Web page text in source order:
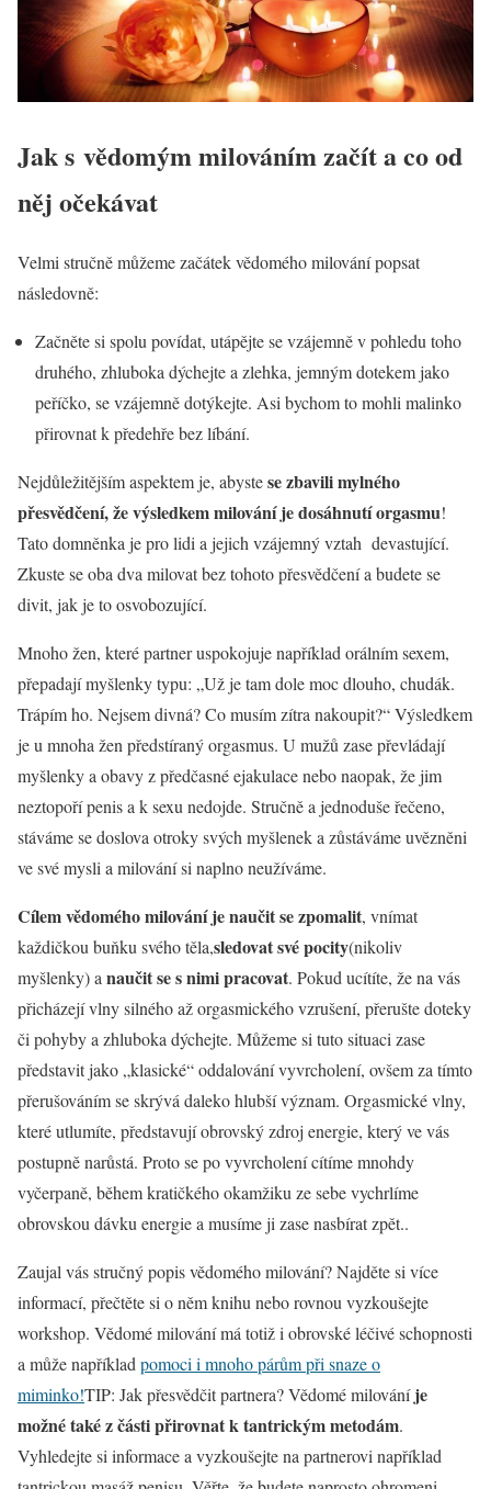
Jak s vědomým milováním začít a co od
něj očekávat
Velmi stručně můžeme začátek vědomého milování popsat
následovně:
Začněte si spolu povídat, utápějte se vzájemně v pohledu toho
druhého, zhluboka dýchejte a zlehka, jemným dotekem jako
peříčko, se vzájemně dotýkejte. Asi bychom to mohli malinko
přirovnat k předehře bez líbání.
Nejdůležitějším aspektem je, abystese zbavili mylného
přesvědčení, že výsledkem milování je dosáhnutí orgasmu!
Tato domněnka je pro lidi a jejich vzájemný vztah devastující.
Zkuste se oba dva milovat bez tohoto přesvědčení a budete se
divit, jak je to osvobozující.
Mnoho žen, které partner uspokojuje například orálním sexem,
přepadají myšlenky typu: „Už je tam dole moc dlouho, chudák.
Trápím ho. Nejsem divná? Co musím zítra nakoupit?“ Výsledkem
je u mnoha žen předstíraný orgasmus. U mužů zase převládají
myšlenky a obavy z předčasné ejakulace nebo naopak, že jim
neztopoří penis a k sexu nedojde. Stručně a jednoduše řečeno,
stáváme se doslova otroky svých myšlenek a zůstáváme uvězněni
ve své mysli a milování si naplno neužíváme.
Cílem vědomého milování je naučit se zpomalit, vnímat
každičkou buňku svého těla,sledovat své pocity(nikoliv
myšlenky) a naučit se s nimi pracovat. Pokud ucítíte, že na vás
přicházejí vlny silného až orgasmického vzrušení, přerušte doteky
či pohyby a zhluboka dýchejte. Můžeme si tuto situaci zase
představit jako „klasické“ oddalování vyvrcholení, ovšem za tímto
přerušováním se skrývá daleko hlubší význam. Orgasmické vlny,
které utlumíte, představují obrovský zdroj energie, který ve vás
postupně narůstá. Proto se po vyvrcholení cítíme mnohdy
vyčerpaně, během kratičkého okamžiku ze sebe vychrlíme
obrovskou dávku energie a musíme ji zase nasbírat zpět..
Zaujal vás stručný popis vědomého milování? Najděte si více
informací, přečtěte si o něm knihu nebo rovnou vyzkoušejte
workshop. Vědomé milování má totiž i obrovské léčivé schopnosti
a může například pomoci i mnoho párům při snaze o
miminko!TIP: Jak přesvědčit partnera? Vědomé milováníje
možné také z části přirovnat k tantrickým metodám.
Vyhledejte si informace a vyzkoušejte na partnerovi například